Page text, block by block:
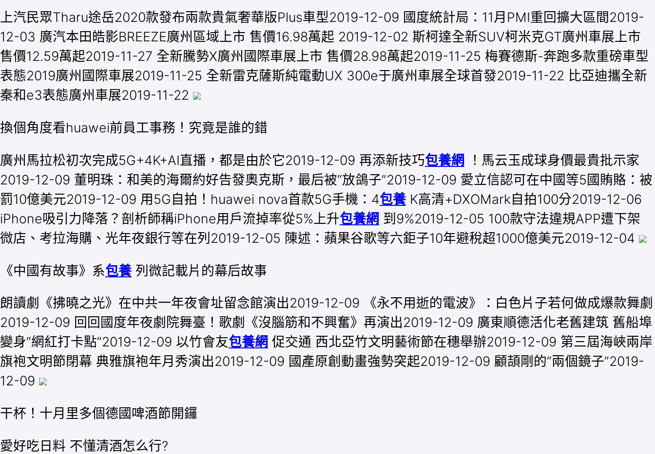
上汽民眾Tharu途岳2020款發布兩款貴氣奢華版Plus車型2019-12-09 國度統計局：11月PMI重回擴大區間2019-
12-03 廣汽本田皓影BREEZE廣州區域上市 售價16.98萬起 2019-12-02 斯柯達全新SUV柯米克GT廣州車展上市
售價12.59萬起2019-11-27 ​全新騰勢X廣州國際車展上市 售價28.98萬起2019-11-25 梅賽德斯-奔跑多款重磅車型
表態2019廣州國際車展2019-11-25 全新雷克薩斯純電動UX 300e于廣州車展全球首發2019-11-22 比亞迪攜全新
秦和e3表態廣州車展2019-11-22
換個角度看huawei前員工事務！究竟是誰的錯
廣州馬拉松初次完成5G+4K+AI直播，都是由於它2019-12-09 再添新技巧包養網 ！馬云玉成球身價最貴批示家
2019-12-09 董明珠：和美的海爾約好告發奧克斯，最后被“放鴿子”2019-12-09 愛立信認可在中國等5國賄賂：被
罰10億美元2019-12-09 用5G自拍！huawei nova首款5G手機：4包養K高清+DXOMark自拍100分2019-12-06
iPhone吸引力降落？剖析師稱iPhone用戶流掉率從5%上升包養網 到9%2019-12-05 100款守法違規APP遭下架
微店、考拉海購、光年夜銀行等在列2019-12-05 陳述：蘋果谷歌等六鉅子10年避稅超1000億美元2019-12-04
《中國有故事》系包養列微記載片的幕后故事
朗讀劇《拂曉之光》在中共一年夜會址留念館演出2019-12-09 《永不用逝的電波》：白色片子若何做成爆款舞劇
2019-12-09 回回國度年夜劇院舞臺！歌劇《沒腦筋和不興奮》再演出2019-12-09 廣東順德活化老舊建筑 舊船埠
變身“網紅打卡點”2019-12-09 以竹會友包養網 促交通 西北亞竹文明藝術節在穗舉辦2019-12-09 第三屆海峽兩岸
旗袍文明節閉幕 典雅旗袍年月秀演出2019-12-09 國產原創動畫強勢突起2019-12-09 顧頡剛的“兩個鏡子”2019-
12-09
干杯！十月里多個德國啤酒節開鑼
愛好吃日料 不懂清酒怎么行?